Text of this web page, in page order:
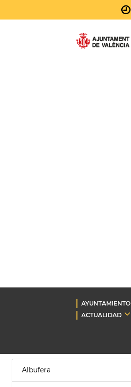
AYUNTAMIENTO
ACTUALIDAD
Albufera